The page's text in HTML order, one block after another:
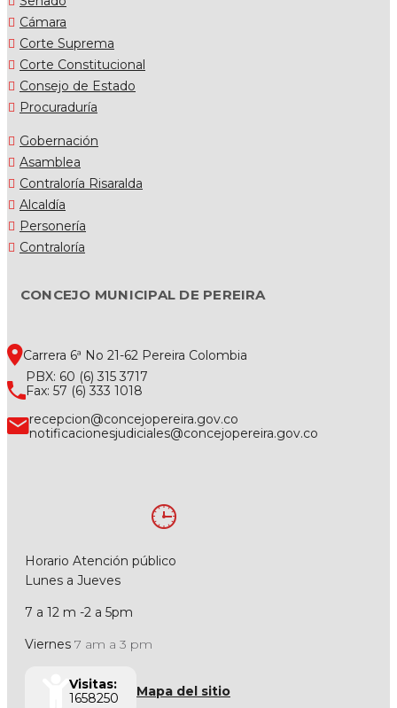
Cámara
Corte Suprema
Corte Constitucional
Consejo de Estado
Procuraduría
Gobernación
Asamblea
Contraloría Risaralda
Alcaldía
Personería
Contraloría
CONCEJO MUNICIPAL DE PEREIRA
Carrera 6ª No 21-62 Pereira Colombia
PBX: 60 (6) 315 3717
Fax: 57 (6) 333 1018
recepcion@concejopereira.gov.co
notificacionesjudiciales@concejopereira.gov.co
Horario Atención público
Lunes a Jueves
7 a 12 m -2 a 5pm
Viernes 7 am a 3 pm
Visitas:
1658250
Mapa del sitio